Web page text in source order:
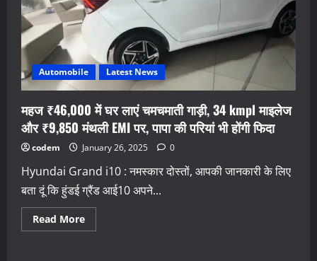
Automobile Latest News
महज ₹46,000 में घर लाएं चमचमाती गाड़ी, 34 kmpl माइलेज
और ₹9,850 मंथली EMI पर, पापा की परियां भी होंगी फिदा
codem January 26, 2025 0
Hyundai Grand i10 : नमस्कार दोस्तों, आपकी जानकारी के लिए
बता दूं कि हुंडई ग्रैंड आई10 अपने...
Read MoreRead
more